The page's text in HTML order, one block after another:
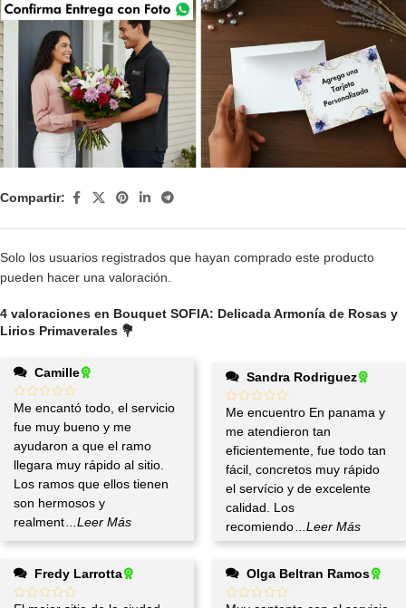
Compartir:
4 valoraciones en Bouquet SOFIA: Delicada Armonía de Rosas y
Lirios Primaverales 💐
Camille
Me encantó todo, el servicio
fue muy bueno y me
ayudaron a que el ramo
llegara muy rápido al sitio.
Los ramos que ellos tienen
son hermosos y
realment
...Leer Más
Sandra Rodriguez
Me encuentro En panama y
me atendieron tan
eficientemente, fue todo tan
fácil, concretos muy rápido
el servício y de excelente
calidad. Los
recomiendo
...Leer Más
Fredy Larrotta Olga Beltran Ramos
Solo los usuarios registrados que hayan comprado este producto
pueden hacer una valoración.